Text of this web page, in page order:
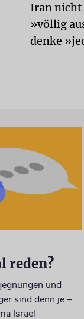
Iran nicht
»völlig
denke
reden?
und
sind denn je –
Israel